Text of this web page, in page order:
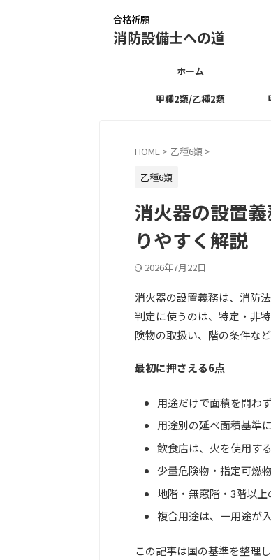
合格祈願
消防設備士への道
ホーム
甲種2類/乙種2類
HOME > 乙種6類 >
乙種6類
消火器の設置
りやすく解説
2026年7月22日
消火器の設置義務は、消防
判定に使うのは、特定・非
険物の取扱い、階の条件など
最初に押さえる6点
用途だけで面積を問わ
用途別の延べ面積基準
飲食店は、火を使用す
少量危険物・指定可燃
地階・無窓階・3階以
複合用途は、一用途が
この記事は国の基準を整理